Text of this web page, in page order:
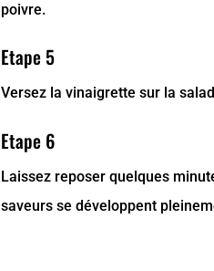
poivre.
Etape 5
Versez la vinaigrette sur la
Etape 6
Laissez reposer quelques
saveurs se développent